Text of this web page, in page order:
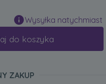
Wysyłka natychmiast
do koszyka
ZAKUP